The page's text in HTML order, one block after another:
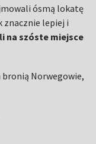
ósmą lokatę
znacznie lepiej i
na szóste miejsce
bronią Norwegowie,